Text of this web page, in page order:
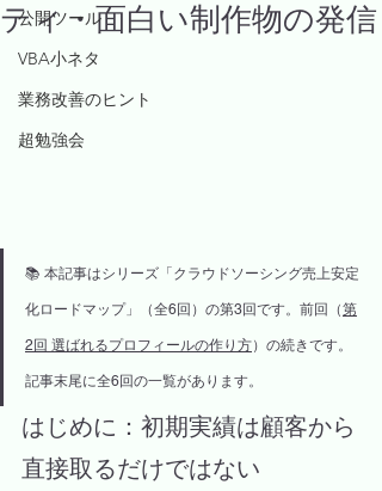
公開ツール
VBA小ネタ
業務改善のヒント
超勉強会
ティ・面白い制作物の発信
📚 本記事はシリーズ「クラウドソーシング売上安定
化ロードマップ」（全6回）の第3回です。前回（第
2回 選ばれるプロフィールの作り方）の続きです。
記事末尾に全6回の一覧があります。
はじめに：初期実績は顧客から
直接取るだけではない